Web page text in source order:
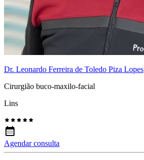
Dr. Leonardo Ferreira de Toledo Piza Lopes
Cirurgião buco-maxilo-facial
Lins
Agendar consulta